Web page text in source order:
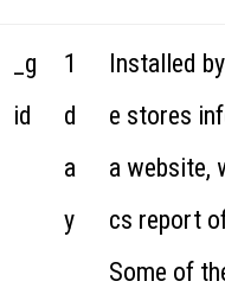
_g
id
1
d
a
y
Installed
e stores
a website,
cs report
Some of